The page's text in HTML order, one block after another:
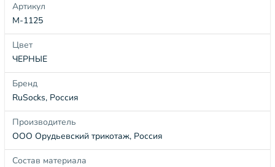
Артикул
М-1125
Цвет
ЧЕРНЫЕ
Бренд
RuSocks, Россия
Производитель
ООО Орудьевский трикотаж, Россия
Состав материала